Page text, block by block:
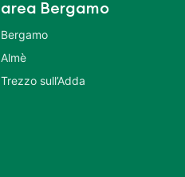
area Bergamo
Bergamo
Almè
Trezzo sull’Adda